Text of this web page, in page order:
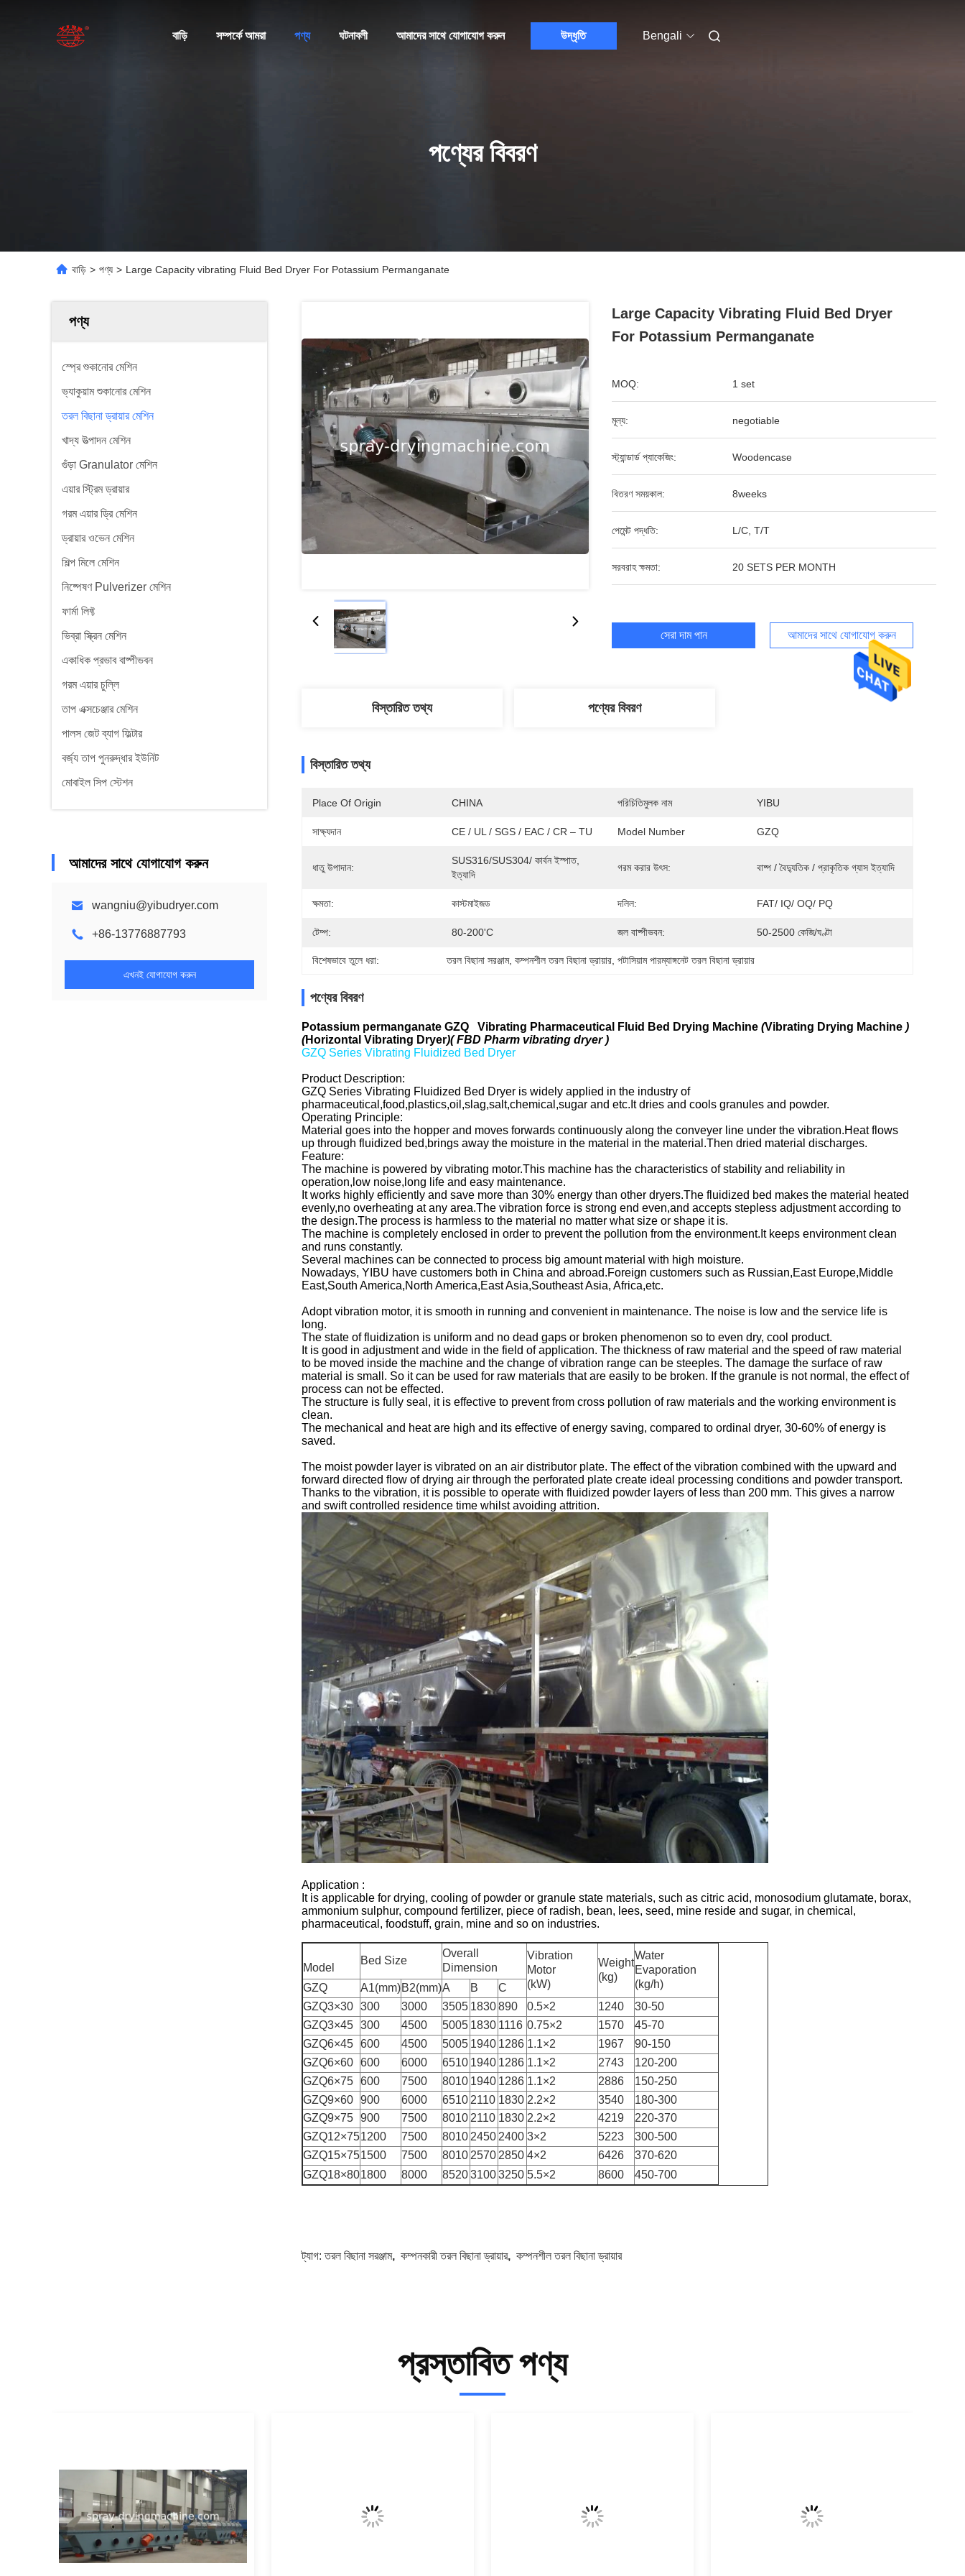
বাড়ি সম্পর্কে আমরা পণ্য ঘটনাবলী আমাদের সাথে যোগাযোগ করুন উদ্ধৃতি Bengali
পণ্যের বিবরণ
বাড়ি > পণ্য > Large Capacity vibrating Fluid Bed Dryer For Potassium Permanganate
পণ্য
স্প্রে শুকানোর মেশিন
ভ্যাকুয়াম শুকানোর মেশিন
তরল বিছানা ড্রায়ার মেশিন
খাদ্য উত্পাদন মেশিন
গুঁড়া Granulator মেশিন
এয়ার স্ট্রিম ড্রায়ার
গরম এয়ার ড্রি মেশিন
ড্রায়ার ওভেন মেশিন
শিল্প মিলে মেশিন
নিষ্পেষণ Pulverizer মেশিন
ফার্মা লিফ্ট
ভিব্রা স্ক্রিন মেশিন
একাধিক প্রভাব বাষ্পীভবন
গরম এয়ার চুল্লি
তাপ এক্সচেঞ্জার মেশিন
পালস জেট ব্যাগ ফিল্টার
বর্জ্য তাপ পুনরুদ্ধার ইউনিট
মোবাইল সিপ স্টেশন
আমাদের সাথে যোগাযোগ করুন
wangniu@yibudryer.com
+86-13776887793
এখনই যোগাযোগ করুন
Large Capacity Vibrating Fluid Bed Dryer
For Potassium Permanganate
MOQ: 1 set
মূল্য: negotiable
স্ট্যান্ডার্ড প্যাকেজিং: Woodencase
বিতরণ সময়কাল: 8weeks
পেমেন্ট পদ্ধতি: L/C, T/T
সরবরাহ ক্ষমতা: 20 SETS PER MONTH
সেরা দাম পান আমাদের সাথে যোগাযোগ করুন
বিস্তারিত তথ্য পণ্যের বিবরণ
বিস্তারিত তথ্য
Place Of Origin CHINA পরিচিতিমুলক নাম YIBU
সাক্ষ্যদান CE / UL / SGS / EAC / CR – TU Model Number GZQ
ধাতু উপাদান:
SUS316/SUS304/ কার্বন ইস্পাত,
ইত্যাদি
গরম করার উৎস: বাষ্প / বৈদ্যুতিক / প্রাকৃতিক গ্যাস ইত্যাদি
ক্ষমতা: কাস্টমাইজড দলিল: FAT/ IQ/ OQ/ PQ
টেম্প: 80-200'C জল বাষ্পীভবন: 50-2500 কেজি/ঘণ্টা
বিশেষভাবে তুলে ধরা: তরল বিছানা সরঞ্জাম, কম্পনশীল তরল বিছানা ড্রায়ার , পটাসিয়াম পারম্যাঙ্গনেট তরল বিছানা ড্রায়ার
পণ্যের বিবরণ
Potassium permanganate GZQ Vibrating Pharmaceutical Fluid Bed Drying Machine (Vibrating Drying Machine )
(Horizontal Vibrating Dryer)( FBD Pharm vibrating dryer )
GZQ Series Vibrating Fluidized Bed Dryer
Product Description:
GZQ Series Vibrating Fluidized Bed Dryer is widely applied in the industry of
pharmaceutical,food,plastics,oil,slag,salt,chemical,sugar and etc.It dries and cools granules and powder.
Operating Principle:
Material goes into the hopper and moves forwards continuously along the conveyer line under the vibration.Heat flows
up through fluidized bed,brings away the moisture in the material in the material.Then dried material discharges.
Feature:
The machine is powered by vibrating motor.This machine has the characteristics of stability and reliability in
operation,low noise,long life and easy maintenance.
It works highly efficiently and save more than 30% energy than other dryers.The fluidized bed makes the material heated
evenly,no overheating at any area.The vibration force is strong end even,and accepts stepless adjustment according to
the design.The process is harmless to the material no matter what size or shape it is.
The machine is completely enclosed in order to prevent the pollution from the environment.It keeps environment clean
and runs constantly.
Several machines can be connected to process big amount material with high moisture.
Nowadays, YIBU have customers both in China and abroad.Foreign customers such as Russian,East Europe,Middle
East,South America,North America,East Asia,Southeast Asia, Africa,etc.
Adopt vibration motor, it is smooth in running and convenient in maintenance. The noise is low and the service life is
long.
The state of fluidization is uniform and no dead gaps or broken phenomenon so to even dry, cool product.
It is good in adjustment and wide in the field of application. The thickness of raw material and the speed of raw material
to be moved inside the machine and the change of vibration range can be steeples. The damage the surface of raw
material is small. So it can be used for raw materials that are easily to be broken. If the granule is not normal, the effect of
process can not be effected.
The structure is fully seal, it is effective to prevent from cross pollution of raw materials and the working environment is
clean.
The mechanical and heat are high and its effective of energy saving, compared to ordinal dryer, 30-60% of energy is
saved.
The moist powder layer is vibrated on an air distributor plate. The effect of the vibration combined with the upward and
forward directed flow of drying air through the perforated plate create ideal processing conditions and powder transport.
Thanks to the vibration, it is possible to operate with fluidized powder layers of less than 200 mm. This gives a narrow
and swift controlled residence time whilst avoiding attrition.
Application :
It is applicable for drying, cooling of powder or granule state materials, such as citric acid, monosodium glutamate, borax,
ammonium sulphur, compound fertilizer, piece of radish, bean, lees, seed, mine reside and sugar, in chemical,
pharmaceutical, foodstuff, grain, mine and so on industries.
Model
Bed Size
Overall
Dimension
Vibration
Motor
(kW)
Weight
(kg)
Water
Evaporation
(kg/h)
GZQ A1(mm)B2(mm)A B
C
GZQ3×30 300 3000 3505 1830890 0.5×2 1240
30-50
GZQ3×45 300 4500 5005 1830 1116 0.75×2 1570
45-70
GZQ6×45 600 4500 5005 1940 1286 1.1×2 1967
90-150
GZQ6×60 600 6000 6510 1940 1286 1.1×2 2743
120-200
GZQ6×75 600 7500 8010 1940 1286 1.1×2 2886
150-250
GZQ9×60 900 6000 6510 2110 1830 2.2×2 3540
180-300
GZQ9×75 900 7500 8010 2110 1830 2.2×2 4219
220-370
GZQ12×751200 7500 8010 2450 2400 3×2 5223
300-500
GZQ15×751500 7500 8010 2570 2850 4×2 6426
370-620
GZQ18×801800 8000 852031003250 5.5×2 8600 450-700
ট্যাগ:তরল বিছানা সরঞ্জাম, কম্পনকারী তরল বিছানা ড্রায়ার, কম্পনশীল তরল বিছানা ড্রায়ার
প্রস্তাবিত পণ্য